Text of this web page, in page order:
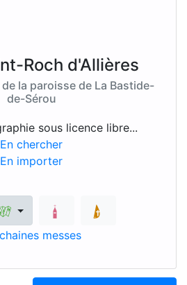
Roch d'Allières
la paroisse de La Bastide-
de-Sérou
sous licence libre...
En chercher
En importer
messes